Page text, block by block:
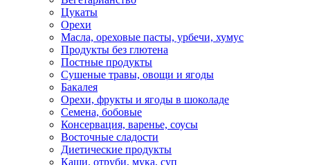
Цукаты
Орехи
Масла, ореховые пасты, урбечи, хумус
Продукты без глютена
Постные продукты
Сушеные травы, овощи и ягоды
Бакалея
Орехи, фрукты и ягоды в шоколаде
Семена, бобовые
Консервация, варенье, соусы
Восточные сладости
Диетические продукты
Каши, отруби, мука, суп